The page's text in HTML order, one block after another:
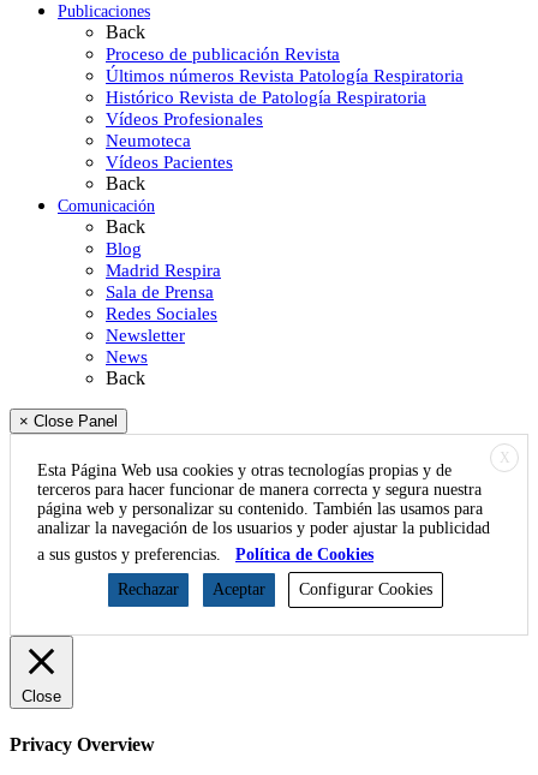
Publicaciones
Back
Proceso de publicación Revista
Últimos números Revista Patología Respiratoria
Histórico Revista de Patología Respiratoria
Vídeos Profesionales
Neumoteca
Vídeos Pacientes
Back
Comunicación
Back
Blog
Madrid Respira
Sala de Prensa
Redes Sociales
Newsletter
News
Back
× Close Panel
X
Esta Página Web usa cookies y otras tecnologías propias y de
terceros para hacer funcionar de manera correcta y segura nuestra
página web y personalizar su contenido. También las usamos para
analizar la navegación de los usuarios y poder ajustar la publicidad
a sus gustos y preferencias.
Política de Cookies
Rechazar
Aceptar Configurar Cookies
Close
Privacy Overview